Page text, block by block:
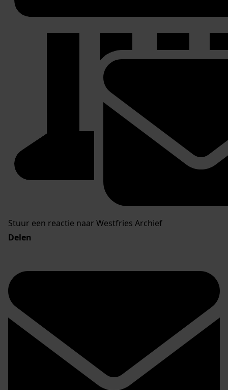
Stuur een reactie naar Westfries Archief
Delen